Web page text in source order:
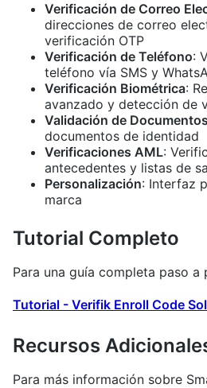
Verificación de Correo
direcciones de correo
verificación OTP
Verificación de Teléfono:
teléfono vía SMS y
Verificación Biométrica:
avanzado y detección de
Validación de Documentos
documentos de identidad
Verificaciones AML:
antecedentes y listas de
Personalización: Interfaz
marca
Tutorial Completo
Para una guía completa paso a
Tutorial - Verifik Enroll Code
Recursos
Para más información sobre